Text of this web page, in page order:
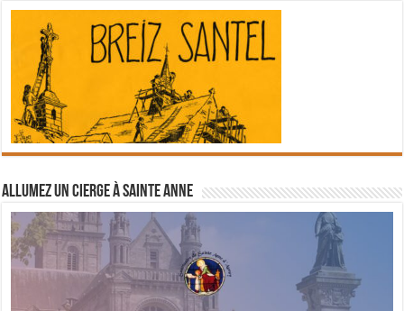
Allumez un cierge à Sainte Anne